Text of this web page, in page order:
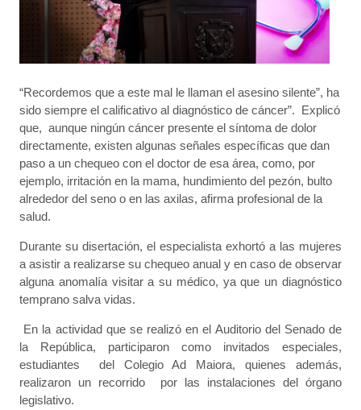
“Recordemos que a este mal le llaman el asesino silente”, ha
sido siempre el calificativo al diagnóstico de cáncer”. Explicó
que, aunque ningún cáncer presente el síntoma de dolor
directamente, existen algunas señales específicas que dan
paso a un chequeo con el doctor de esa área, como, por
ejemplo, irritación en la mama, hundimiento del pezón, bulto
alrededor del seno o en las axilas, afirma profesional de la
salud.
Durante su disertación, el especialista exhortó a las mujeres
a asistir a realizarse su chequeo anual y en caso de observar
alguna anomalía visitar a su médico, ya que un diagnóstico
temprano salva vidas.
En la actividad que se realizó en el Auditorio del Senado de
la República, participaron como invitados especiales,
estudiantes del Colegio Ad Maiora, quienes además,
realizaron un recorrido por las instalaciones del órgano
legislativo.